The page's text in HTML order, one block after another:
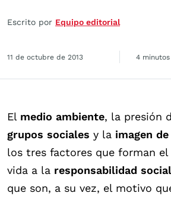
Escrito por Equipo editorial
11 de octubre de 2013 4 minutos
El medio ambiente, la presión
grupos sociales y la imagen
los tres factores que forman
vida a la responsabilidad
que son, a su vez, el motivo